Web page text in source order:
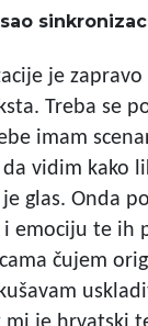
je
Treba se
imam
vidim kako
glas. Onda
emociju te ih
čujem